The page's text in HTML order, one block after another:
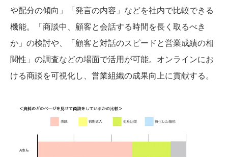
や配分の傾向」「発言の内容」などを社内で比較できる
機能。「商談中、顧客と会話する時間を長く取るべき
か」の検討や、「顧客と対話のスピードと営業成績の相
関性」の調査などの場面で活用が可能。オンラインにお
ける商談を可視化し、営業組織の成果向上に貢献する。